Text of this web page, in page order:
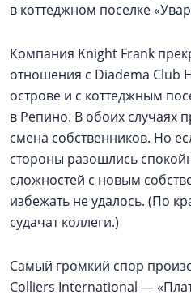
в коттеджном поселке
Компания Knight Frank
отношения с Diadema Club
острове и с коттеджным
в Репино. В обоих случаях
смена собственников. Но
стороны разошлись
сложностей с новым
избежать не удалось. (По
судачат коллеги.)
Самый громкий спор
Colliers International —